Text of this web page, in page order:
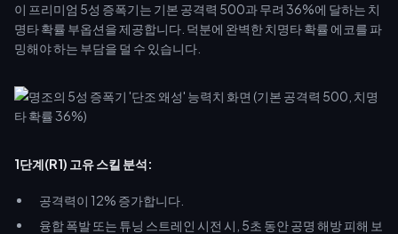
이 프리미엄 5성 증폭기는 기본 공격력 500과 무려 36%에 달하는 치
명타 확률 부옵션을 제공합니다. 덕분에 완벽한 치명타 확률 에코를 파
밍해야 하는 부담을 덜 수 있습니다.
1단계(R1) 고유 스킬 분석:
공격력이 12% 증가합니다.
융합 폭발 또는 튜닝 스트레인 시전 시, 5초 동안 공명 해방 피해 보